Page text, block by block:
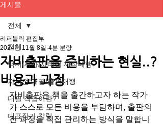
게시물
전체
백서/사사/사례집 제작대행
자서전 대필/출판대행
대필 작업이란?
대표작가 칼럼
전체
자비출판을 준비하는 현실..?
비용과 과정
리퍼블릭 편집부
2024년 11월 8일 4분 분량
자비출판은 책을 출간하고자 하는 작가
가 스스로 모든 비용을 부담하며, 출판의
전 과정을 직접 관리하는 방식을 말합니